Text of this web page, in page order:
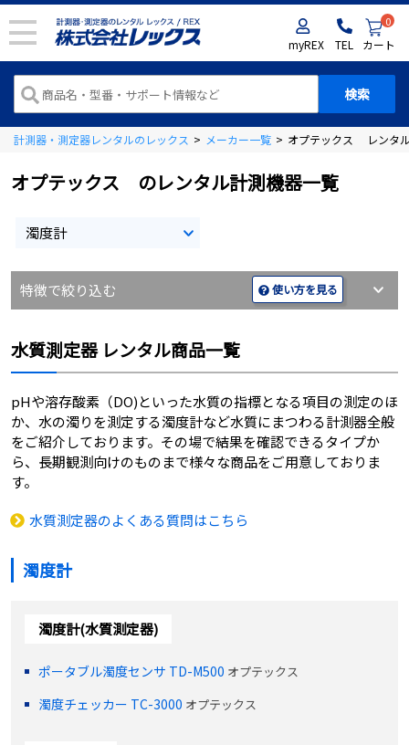
myREX TEL
0
カート
計測器・測定器レンタルのレックス > メーカー一覧 > オプテックス レンタ
オプテックス のレンタル計測機器一覧
濁度計
使い方を見る
特徴で絞り込む
水質測定器 レンタル商品一覧
pHや溶存酸素（DO)といった水質の指標となる項目の測定のほ
か、水の濁りを測定する濁度計など水質にまつわる計測器全般
をご紹介しております。その場で結果を確認できるタイプか
ら、長期観測向けのものまで様々な商品をご用意しておりま
す。
水質測定器のよくある質問はこちら
濁度計
濁度計(水質測定器)
ポータブル濁度センサ TD-M500 オプテックス
濁度チェッカー TC-3000 オプテックス